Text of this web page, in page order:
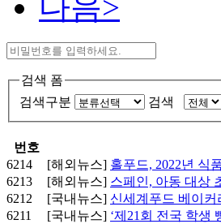
검색 폼
검색구분
검색
번호
6214
[해외뉴스] 홀푸드, 2022년 식
6213
[해외뉴스] 스페인, 아동 대상
6212
[국내뉴스] 신세계푸드 베이커
6211
[국내뉴스] ‘제21회 전국 학생